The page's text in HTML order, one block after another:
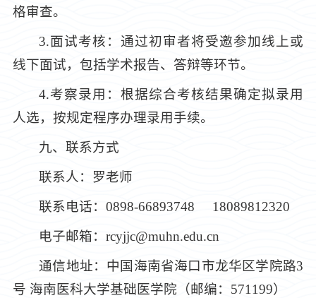
格审查。
3.面试考核：通过初审者将受邀参加线上或
线下面试，包括学术报告、答辩等环节。
4.考察录用：根据综合考核结果确定拟录用
人选，按规定程序办理录用手续。
九、联系方式
联系人：罗老师
联系电话：0898-66893748 18089812320
电子邮箱：rcyjjc@muhn.edu.cn
通信地址：中国海南省海口市龙华区学院路3
号 海南医科大学基础医学院（邮编：571199）